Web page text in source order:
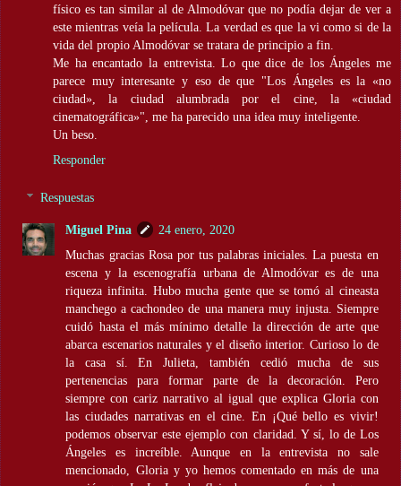
físico es tan similar al de Almodóvar que no podía dejar de ver a
este mientras veía la película. La verdad es que la vi como si de la
vida del propio Almodóvar se tratara de principio a fin.
Me ha encantado la entrevista. Lo que dice de los Ángeles me
parece muy interesante y eso de que "Los Ángeles es la «no
ciudad», la ciudad alumbrada por el cine, la «ciudad
cinematográfica»", me ha parecido una idea muy inteligente.
Un beso.
Responder
Respuestas
Miguel Pina
24 enero, 2020
Muchas gracias Rosa por tus palabras iniciales. La puesta en
escena y la escenografía urbana de Almodóvar es de una
riqueza infinita. Hubo mucha gente que se tomó al cineasta
manchego a cachondeo de una manera muy injusta. Siempre
cuidó hasta el más mínimo detalle la dirección de arte que
abarca escenarios naturales y el diseño interior. Curioso lo de
la casa sí. En Julieta, también cedió mucha de sus
pertenencias para formar parte de la decoración. Pero
siempre con cariz narrativo al igual que explica Gloria con
las ciudades narrativas en el cine. En ¡Qué bello es vivir!
podemos observar este ejemplo con claridad. Y sí, lo de Los
Ángeles es increíble. Aunque en la entrevista no sale
mencionado, Gloria y yo hemos comentado en más de una